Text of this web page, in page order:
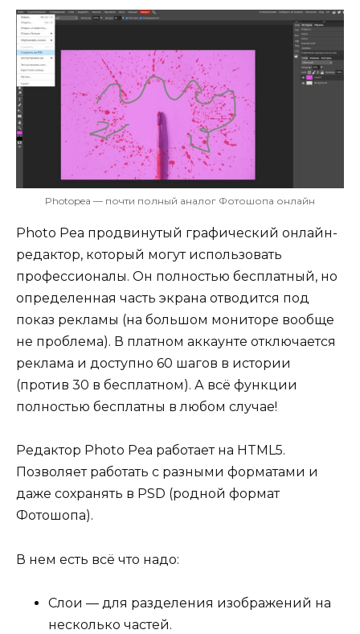
Photopea — почти полный аналог Фотошопа онлайн
Photo Pea продвинутый графический онлайн-
редактор, который могут использовать
профессионалы. Он полностью бесплатный, но
определенная часть экрана отводится под
показ рекламы (на большом мониторе вообще
не проблема). В платном аккаунте отключается
реклама и доступно 60 шагов в истории
(против 30 в бесплатном). А всё функции
полностью бесплатны в любом случае!
Редактор Photo Pea работает на HTML5.
Позволяет работать с разными форматами и
даже сохранять в PSD (родной формат
Фотошопа).
В нем есть всё что надо:
Слои — для разделения изображений на
несколько частей.